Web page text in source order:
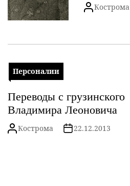
Кострома
Персоналии
Переводы с грузинского
Владимира Леоновича
Кострома 22.12.2013